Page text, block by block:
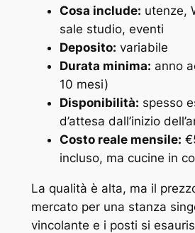
Cosa include: utenze,
sale studio, eventi
Deposito: variabile
Durata minima: anno
10 mesi)
Disponibilità: spesso
d’attesa dall’inizio
Costo reale mensile:
incluso, ma cucine in
La qualità è alta, ma il
mercato per una stanza
vincolante e i posti si